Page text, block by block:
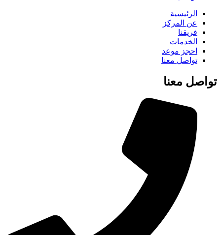
الرئيسية
عن المركز
فريقنا
الخدمات
احجز موعد
تواصل معنا
تواصل معنا